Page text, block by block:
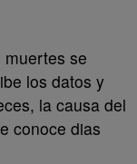
muertes se
los datos y
la causa del
conoce dias